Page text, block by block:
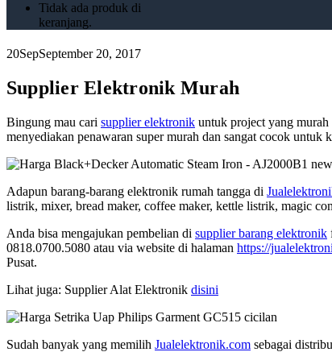
Tidak ada produk di
keranjang.
20SepSeptember 20, 2017
Supplier Elektronik Murah
Bingung mau cari supplier elektronik untuk project yang murah
menyediakan penawaran super murah dan sangat cocok untuk
Adapun barang-barang elektronik rumah tangga di
listrik, mixer, bread maker, coffee maker, kettle listrik, magic
Anda bisa mengajukan pembelian di supplier barang elektronik
0818.0700.5080 atau via website di halaman https://
Pusat.
Lihat juga: Supplier Alat Elektronik disini
Sudah banyak yang memilih Jualelektronik.com sebagai